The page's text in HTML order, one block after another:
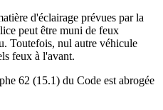
d'éclairage prévues par la
peut être muni de feux
Toutefois, nul autre véhicule
feux à l'avant.
62 (15.1) du Code est abrogée